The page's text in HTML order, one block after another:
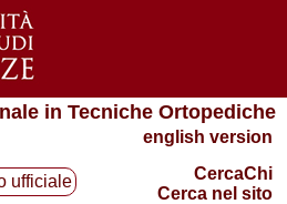
in Tecniche Ortopediche
english version
ufficiale
CercaChi
Cerca nel sito